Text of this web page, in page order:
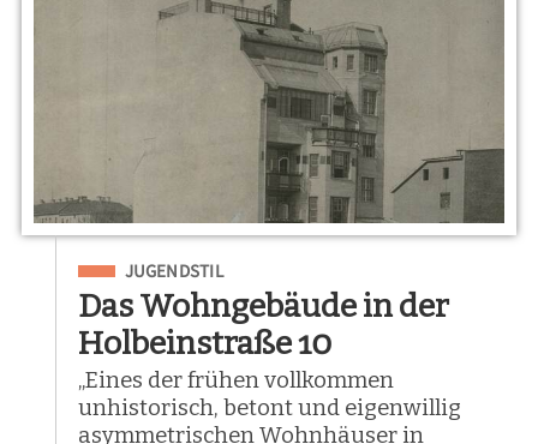
Eingeordnet unter
JUGENDSTIL
Das Wohngebäude in der
Holbeinstraße 10
„Eines der frühen vollkommen
unhistorisch, betont und eigenwillig
asymmetrischen Wohnhäuser in